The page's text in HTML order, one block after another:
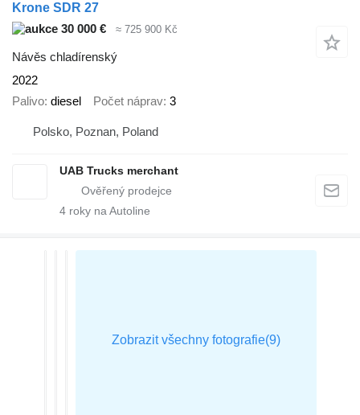
Krone SDR 27
30 000 €
≈ 725 900 Kč
Návěs chladírenský
2022
Palivo diesel Počet náprav 3
Polsko, Poznan, Poland
UAB Trucks merchant
4 roky na Autoline